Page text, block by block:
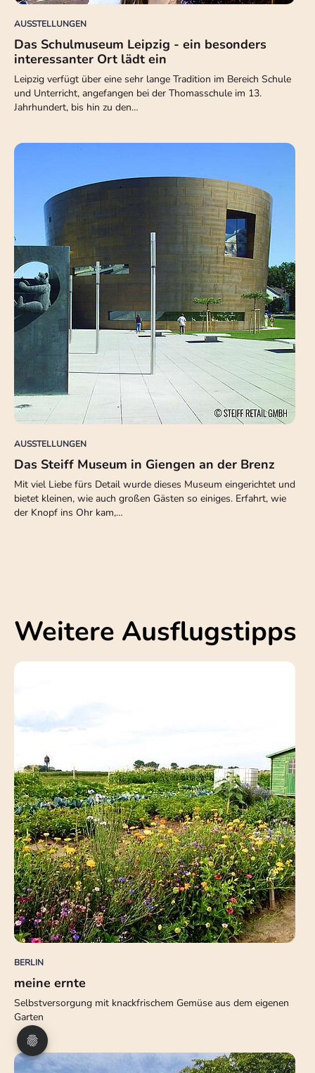
AUSSTELLUNGEN
Das Schulmuseum Leipzig - ein besonders
interessanter Ort lädt ein
Leipzig verfügt über eine sehr lange Tradition im Bereich Schule
und Unterricht, angefangen bei der Thomasschule im 13.
Jahrhundert, bis hin zu den…
AUSSTELLUNGEN
Das Steiff Museum in Giengen an der Brenz
Mit viel Liebe fürs Detail wurde dieses Museum eingerichtet und
bietet kleinen, wie auch großen Gästen so einiges. Erfahrt, wie
der Knopf ins Ohr kam,…
Weitere Ausflugstipps
BERLIN
meine ernte
Selbstversorgung mit knackfrischem Gemüse aus dem eigenen
Garten